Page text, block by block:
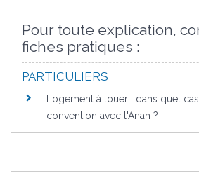
Pour toute explication,
fiches pratiques :
PARTICULIERS
Logement à louer : dans quel
convention avec l'Anah ?